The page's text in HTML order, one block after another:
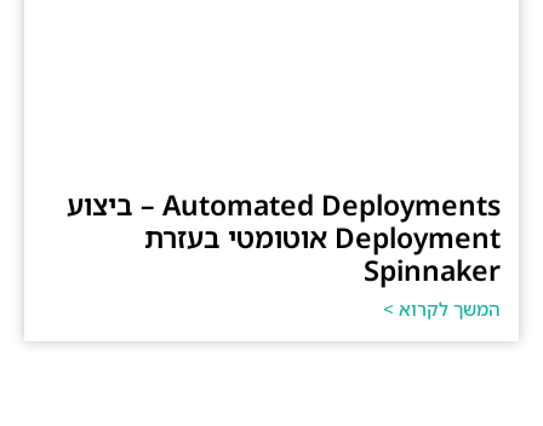
Automated Deployments – ביצוע
Deployment אוטומטי בעזרת
Spinnaker
המשך לקרוא >